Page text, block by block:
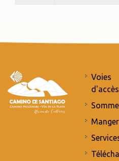
Voies
d'accès
Manger